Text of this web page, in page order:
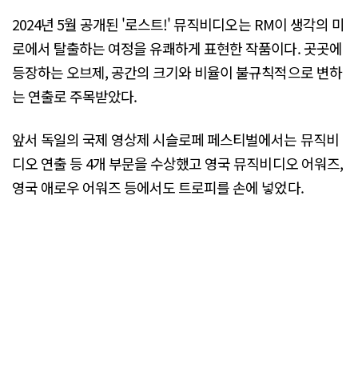
2024년 5월 공개된 '로스트!' 뮤직비디오는 RM이 생각의 미
로에서 탈출하는 여정을 유쾌하게 표현한 작품이다. 곳곳에
등장하는 오브제, 공간의 크기와 비율이 불규칙적으로 변하
는 연출로 주목받았다.
앞서 독일의 국제 영상제 시슬로페 페스티벌에서는 뮤직비
디오 연출 등 4개 부문을 수상했고 영국 뮤직비디오 어워즈,
영국 애로우 어워즈 등에서도 트로피를 손에 넣었다.